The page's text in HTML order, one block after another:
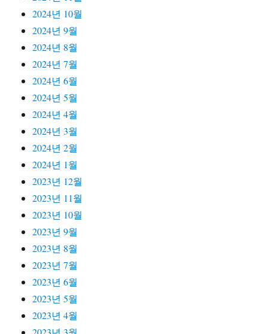
2024년 10월
2024년 9월
2024년 8월
2024년 7월
2024년 6월
2024년 5월
2024년 4월
2024년 3월
2024년 2월
2024년 1월
2023년 12월
2023년 11월
2023년 10월
2023년 9월
2023년 8월
2023년 7월
2023년 6월
2023년 5월
2023년 4월